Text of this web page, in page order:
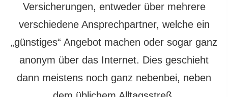
Versicherungen, entweder über mehrere
verschiedene Ansprechpartner, welche ein
„günstiges“ Angebot machen oder sogar ganz
anonym über das Internet. Dies geschieht
dann meistens noch ganz nebenbei, neben